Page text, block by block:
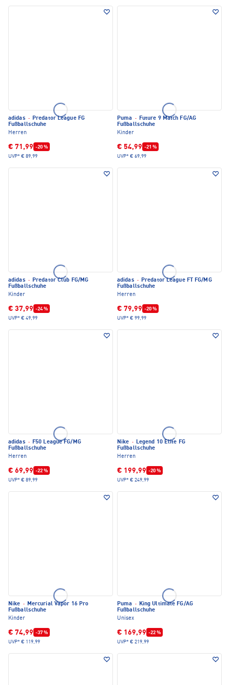
adidas · Predator League FG
Fußballschuhe
Herren
€ 71,99 -20 %
UVP* € 89,99
Puma · Future 9 Match FG/AG
Fußballschuhe
Kinder
€ 54,99 -21 %
UVP* € 69,99
adidas · Predator Club FG/MG
Fußballschuhe
Kinder
€ 37,99 -24 %
UVP* € 49,99
adidas · Predator League FT FG/MG
Fußballschuhe
Herren
€ 79,99 -20 %
UVP* € 99,99
adidas · F50 League FG/MG
Fußballschuhe
Herren
€ 69,99 -22 %
UVP* € 89,99
Nike · Legend 10 Elite FG
Fußballschuhe
Herren
€ 199,99 -20 %
UVP* € 249,99
Nike · Mercurial Vapor 16 Pro
Fußballschuhe
Kinder
€ 74,99 -37 %
UVP* € 119,99
Puma · King Ultimate FG/AG
Fußballschuhe
Unisex
€ 169,99 -22 %
UVP* € 219,99